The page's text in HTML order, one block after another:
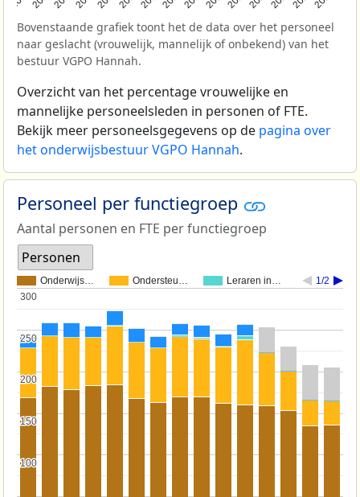
Bovenstaande grafiek toont het de data over het personeel
naar geslacht (vrouwelijk, mannelijk of onbekend) van het
bestuur VGPO Hannah.
Overzicht van het percentage vrouwelijke en
mannelijke personeelsleden in personen of FTE.
Bekijk meer personeelsgegevens op de pagina over
het onderwijsbestuur VGPO Hannah.
Personeel per functiegroep
Aantal personen en FTE per functiegroep
Personen
Onderwijs… Ondersteu… Leraren in… 1/2
100
100
150
150
200
200
250
250
300
300